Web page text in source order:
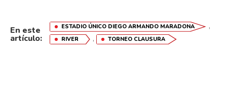
En este
artículo:
ESTADIO ÚNICO DIEGO ARMANDO MARADONA ,
RIVER , TORNEO CLAUSURA